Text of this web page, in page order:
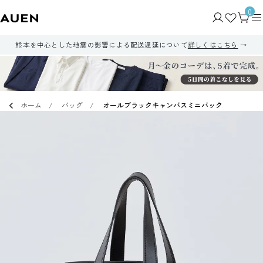
0
熊本を中心とした地震の影響による配送遅延について詳しくはこちら
ホーム バッグ オールブラックキャンバスミニバック